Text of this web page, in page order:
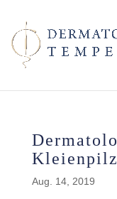
Aug. 14, 2019